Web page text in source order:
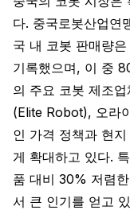
다. 중국로봇산업연
국 내 코봇 판매량
기록했으며, 이 중
의 주요 코봇 제조
(Elite Robot), 오라
인 가격 정책과 현
게 확대하고 있다.
품 대비 30% 저렴
서 큰 인기를 얻고